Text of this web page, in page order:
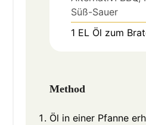
Süß-Sauer
1 EL Öl zum
Method
Öl in einer Pfanne